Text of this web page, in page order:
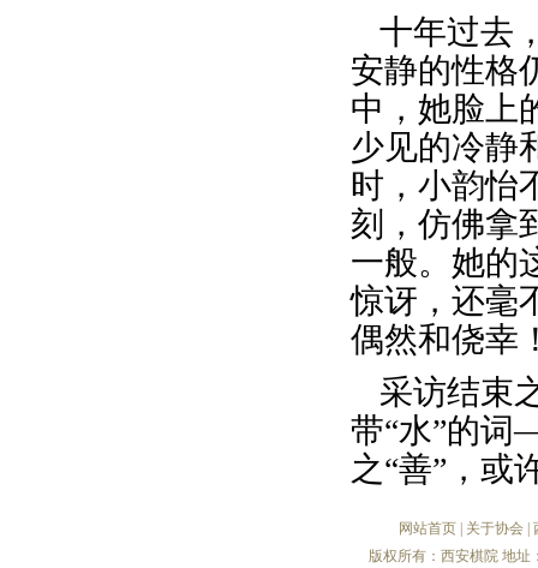
十年过去
安静的性格
中，她脸上
少见的冷静
时，小韵怡
刻，仿佛拿
一般。她的
惊讶，还
偶然和侥幸
采访结束
带“水”的
之“善”，或
网站首页 关于协会
版权所有：西安棋院 地址